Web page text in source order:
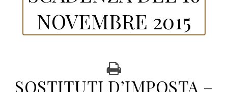
NOVEMBRE 2015
SOSTITUTI D’IMPOSTA –